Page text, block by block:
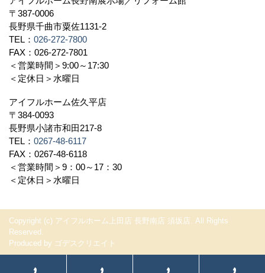
〒387-0006
長野県千曲市粟佐1131-2
TEL： 026-272-7800
FAX：026-272-7801
＜営業時間＞9:00～17:30
＜定休日＞水曜日
アイフルホーム佐久平店
〒384-0093
長野県小諸市和田217-8
TEL： 0267-48-6117
FAX：0267-48-6118
＜営業時間＞9：00～17：30
＜定休日＞水曜日
Copyright (c) アイフルホーム上田店 長野南店 須坂店. All Rights
Reserved.
Produced by ゴデスクリエイト